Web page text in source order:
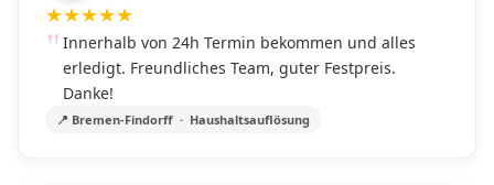
★★★★★
Innerhalb von 24h Termin bekommen und alles
erledigt. Freundliches Team, guter Festpreis.
Danke!
📍 Bremen-Findorff · Haushaltsauflösung